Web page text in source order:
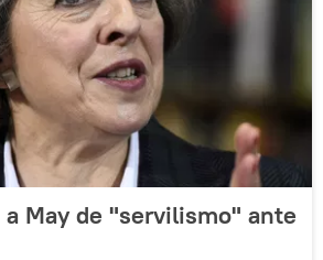
a May de "servilismo" ante